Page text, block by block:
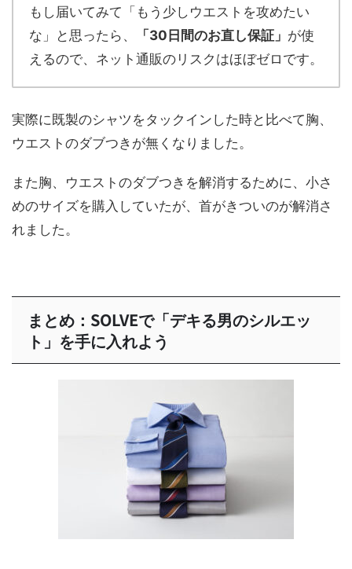
もし届いてみて「もう少しウエストを攻めたい
な」と思ったら、
「30日間のお直し保証」 が使
えるので、ネット通販のリスクはほぼゼロです。
実際に既製のシャツをタックインした時と比べて胸、
ウエストのダブつきが無くなりました。
また胸、ウエストのダブつきを解消するために、小さ
めのサイズを購入していたが、首がきついのが解消さ
れました。
まとめ：SOLVEで「デキる男のシルエッ
ト」を手に入れよう